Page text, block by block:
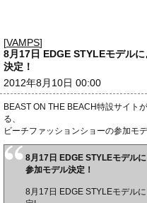
[VAMPS]
8月17日 EDGE STYLEモデル
決定！
2012年8月10日 00:00
BEAST ON THE BEACH特設サイト
る、
ビーチファッションショーの参加モ
8月17日 EDGE STYLEモデル
参加モデル決定！
8月17日 EDGE STYLEモデル